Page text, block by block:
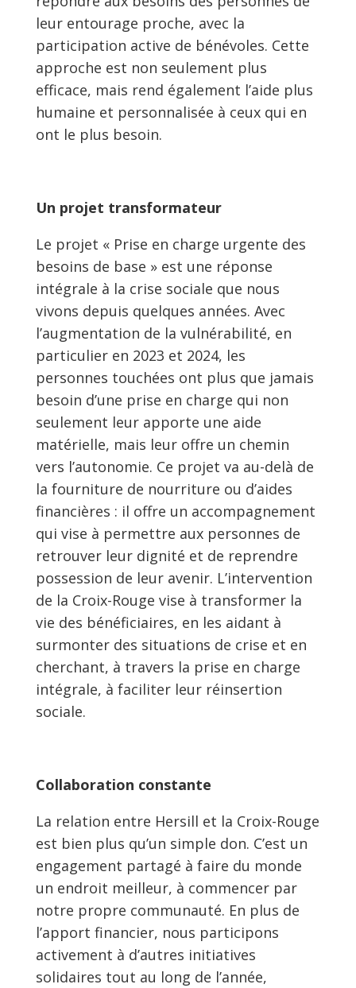
leur entourage proche, avec la
participation active de bénévoles. Cette
approche est non seulement plus
efficace, mais rend également l’aide plus
humaine et personnalisée à ceux qui en
ont le plus besoin.
Un projet transformateur
Le projet « Prise en charge urgente des
besoins de base » est une réponse
intégrale à la crise sociale que nous
vivons depuis quelques années. Avec
l’augmentation de la vulnérabilité, en
particulier en 2023 et 2024, les
personnes touchées ont plus que jamais
besoin d’une prise en charge qui non
seulement leur apporte une aide
matérielle, mais leur offre un chemin
vers l’autonomie. Ce projet va au-delà de
la fourniture de nourriture ou d’aides
financières : il offre un accompagnement
qui vise à permettre aux personnes de
retrouver leur dignité et de reprendre
possession de leur avenir. L’intervention
de la Croix-Rouge vise à transformer la
vie des bénéficiaires, en les aidant à
surmonter des situations de crise et en
cherchant, à travers la prise en charge
intégrale, à faciliter leur réinsertion
sociale.
Collaboration constante
La relation entre Hersill et la Croix-Rouge
est bien plus qu’un simple don. C’est un
engagement partagé à faire du monde
un endroit meilleur, à commencer par
notre propre communauté. En plus de
l’apport financier, nous participons
activement à d’autres initiatives
solidaires tout au long de l’année,